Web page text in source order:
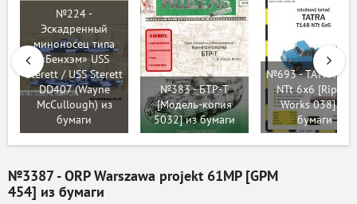
№224 -
Эскадренный
миноносец типа
«Бенхэм» USS
Sterett / USS Sterett
DD407 (Wayne
McCullough) из
бумаги
№383 - БТР-T
[Модель-копия
5032] из бумаги
№693 - TATRA
NTt 6x6 [Ripper
Works 038] из
бумаги
№3387 - ORP Warszawa projekt 61MP [GPM
454] из бумаги